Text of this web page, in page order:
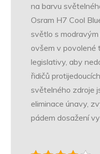
na barvu
Osram H7 Cool
světlo s
ovšem v povolené
legislativy, aby
řidičů
světelného zdroje
eliminace únavy,
pádem dosažení